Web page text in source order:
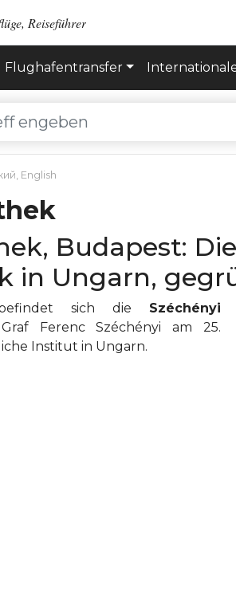
Reiseführer
Flughafentransfer
, English
Budapest:
Ungarn,
sich die Széchényi
Ferenc Széchényi am 25.
Institut in Ungarn.